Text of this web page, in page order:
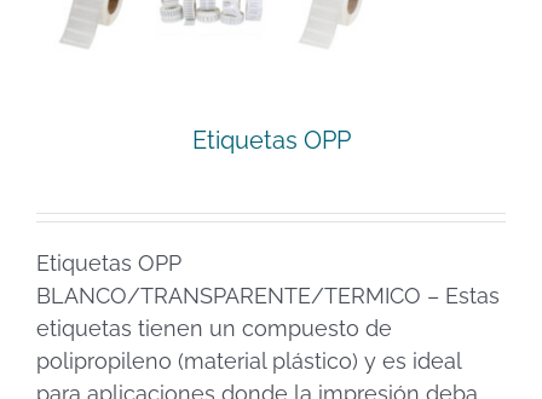
Etiquetas OPP
Etiquetas OPP
BLANCO/TRANSPARENTE/TERMICO – Estas
etiquetas tienen un compuesto de
polipropileno (material plástico) y es ideal
para aplicaciones donde la impresión deba